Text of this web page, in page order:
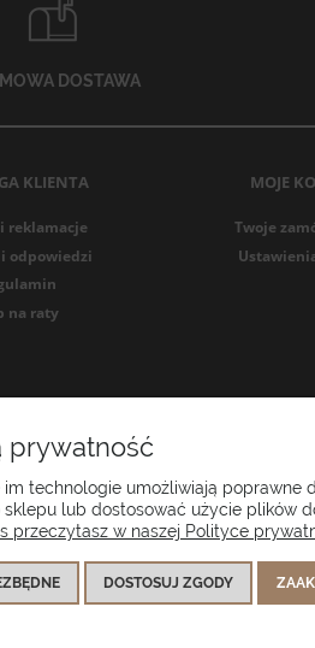
DOSTAWA
KLIENTA
reklamacje
odpowiedzi
na raty
MOJE
Twoje
prywatność
im technologie umożliwiają
lub dostosować użycie plików
przeczytasz w naszej Polityce
DOSTOSUJ ZGODY